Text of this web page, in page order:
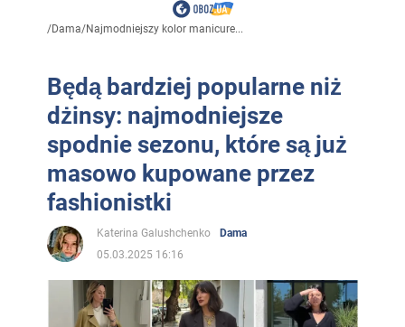
/Dama/Najmodniejszy kolor manicure...
Będą bardziej popularne niż
dżinsy: najmodniejsze
spodnie sezonu, które są już
masowo kupowane przez
fashionistki
Katerina Galushchenko
Dama
05.03.2025 16:16